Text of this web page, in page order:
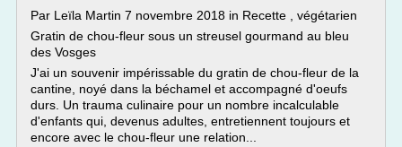
Par Leïla Martin 7 novembre 2018 in Recette , végétarien
Gratin de chou-fleur sous un streusel gourmand au bleu
des Vosges
J'ai un souvenir impérissable du gratin de chou-fleur de la
cantine, noyé dans la béchamel et accompagné d'oeufs
durs. Un trauma culinaire pour un nombre incalculable
d'enfants qui, devenus adultes, entretiennent toujours et
encore avec le chou-fleur une relation...